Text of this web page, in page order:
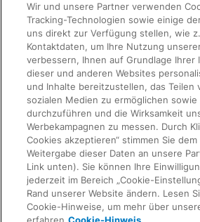
Packungsbeilagen
Rechtswesen
Datenschutz
Compliance, Richtlinien und
Nutzungsbedingungen
Erweiterter Ethikkodex
Produktsicherheit
Verkaufsbedingungen
Marken
Cookie-Hinweis
IMPRESSUM
Cepheid Grant & Donation Program
Cookie-Einstellungen
Datenschutzvereinbarung
Partner-Gemeinschaften
Allgemeine Geschäftsbedingungen
Wir und unsere Partner verwenden
Tracking-Technologien sowie einige
uns direkt zur Verfügung stellen, wie
Kontaktdaten, um Ihre Nutzung
verbessern, Ihnen auf Grundlage Ihrer
dieser und anderen Websites
und Inhalte bereitzustellen, das Teilen
sozialen Medien zu ermöglichen sowie
durchzuführen und die Wirksamkeit
Werbekampagnen zu messen. Durch
Cookies akzeptieren“ stimmen Sie
Weitergabe dieser Daten an unsere
Link unten). Sie können Ihre
jederzeit im Bereich „Cookie-
Rand unserer Website ändern. Lesen
Cookie-Hinweise, um mehr über